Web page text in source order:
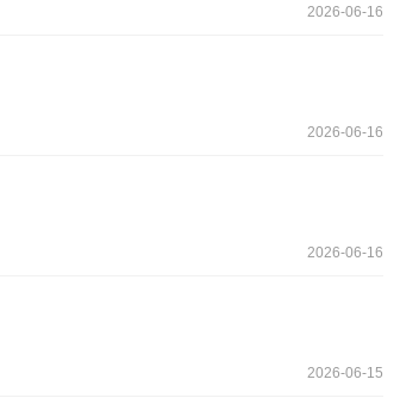
2026-06-16
2026-06-16
2026-06-16
2026-06-15